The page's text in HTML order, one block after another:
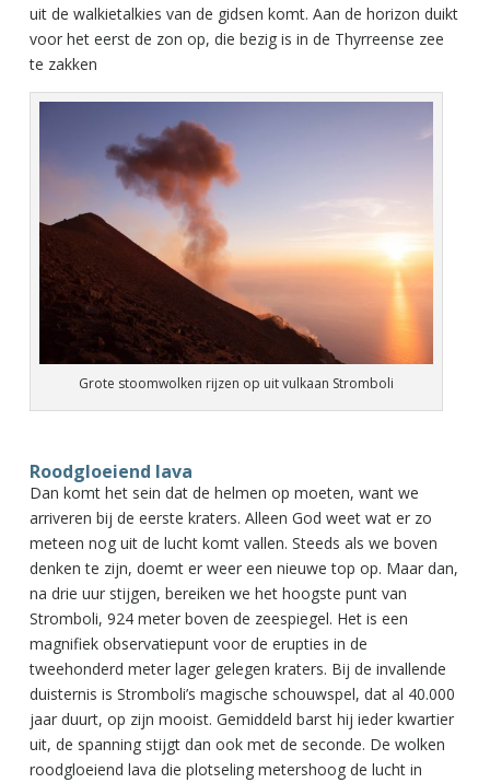
uit de walkietalkies van de gidsen komt. Aan de horizon duikt
voor het eerst de zon op, die bezig is in de Thyrreense zee
te zakken
Grote stoomwolken rijzen op uit vulkaan Stromboli
Roodgloeiend lava
Dan komt het sein dat de helmen op moeten, want we
arriveren bij de eerste kraters. Alleen God weet wat er zo
meteen nog uit de lucht komt vallen. Steeds als we boven
denken te zijn, doemt er weer een nieuwe top op. Maar dan,
na drie uur stijgen, bereiken we het hoogste punt van
Stromboli, 924 meter boven de zeespiegel. Het is een
magnifiek observatiepunt voor de erupties in de
tweehonderd meter lager gelegen kraters. Bij de invallende
duisternis is Stromboli’s magische schouwspel, dat al 40.000
jaar duurt, op zijn mooist. Gemiddeld barst hij ieder kwartier
uit, de spanning stijgt dan ook met de seconde. De wolken
roodgloeiend lava die plotseling metershoog de lucht in